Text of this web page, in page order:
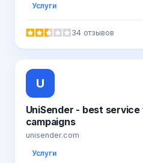
Услуги
34 отзывов
U
UniSender - best service
campaigns
unisender.com
Услуги